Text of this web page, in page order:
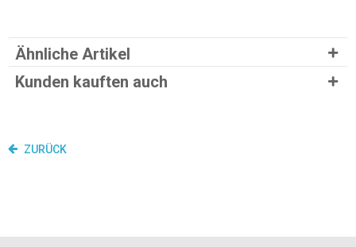
Ähnliche Artikel
Kunden kauften auch
ZURÜCK